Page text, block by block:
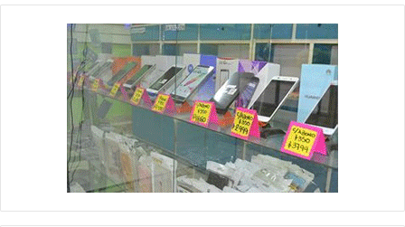
pensando en su día.